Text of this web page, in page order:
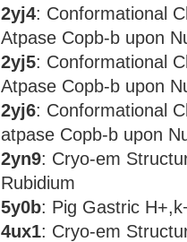
2yj4: Conformational
Atpase Copb-b upon
2yj5: Conformational
Atpase Copb-b upon
2yj6: Conformational
atpase Copb-b upon
2yn9: Cryo-em
Rubidium
5y0b: Pig Gastric
4ux1: Cryo-em